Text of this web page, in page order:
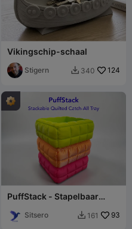
Vikingschip-schaal
Stigern  340 124
PuffStack - Stapelbaar
Sitsero  161 93